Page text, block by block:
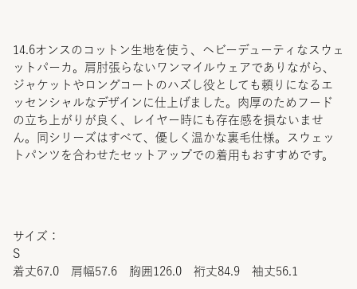
14.6オンスのコットン生地を使う、ヘビーデューティなスウェ
ットパーカ。肩肘張らないワンマイルウェアでありながら、
ジャケットやロングコートのハズし役としても頼りになるエ
ッセンシャルなデザインに仕上げました。肉厚のためフード
の立ち上がりが良く、レイヤー時にも存在感を損ないませ
ん。同シリーズはすべて、優しく温かな裏毛仕様。スウェッ
トパンツを合わせたセットアップでの着用もおすすめです。
サイズ：
S
着丈67.0 肩幅57.6 胸囲126.0 裄丈84.9 袖丈56.1